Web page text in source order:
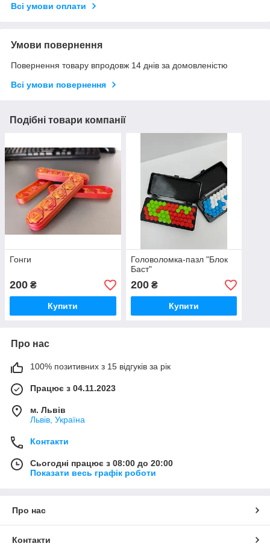
Всі умови оплати
Умови повернення
Повернення товару впродовж 14 днів за домовленістю
Всі умови повернення
Подібні товари компанії
Гонги
200 ₴
Купити
Головоломка-пазл "Блок
Баст"
200₴
Купити
Про нас
100% позитивних з 15 відгуків за рік
Працює з 04.11.2023
м. Львів
Львів, Україна
Контакти
Сьогодні працює з 08:00 до 20:00
Показати весь графік роботи
Про нас
Контакти